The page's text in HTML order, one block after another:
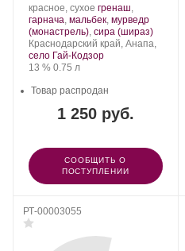
Производитель:
Гай-
Кодзор.
красное, сухое .
Сорт
винограда:
гренаш,
гарнача, мальбек, мурведр
(монастрель), сира (шираз).
Регион:
Краснодарский край, Анапа,
село Гай-Кодзор
Крепость
13 %. Объем
0.75 л
1 250 руб.
Товар распродан
СООБЩИТЬ О
ПОСТУПЛЕНИИ
РТ-00003055